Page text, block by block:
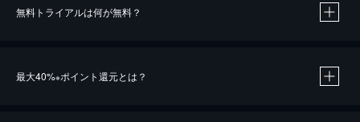
無料トライアルは何が無料？
最大40%※ポイント還元とは？